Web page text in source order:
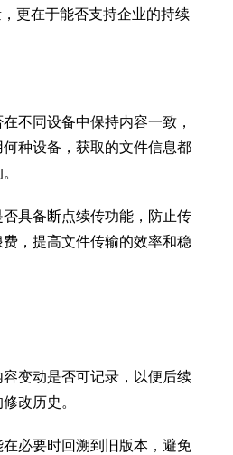
更在于能否支持企业的持续
不同设备中保持内容一致，
种设备，获取的文件信息都
否具备断点续传功能，防止传
，提高文件传输的效率和稳
容变动是否可记录，以便后续
改历史。
在必要时回溯到旧版本，避免